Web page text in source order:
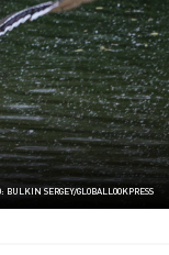
BULKIN SERGEY/GLOBALLOOKPRESS